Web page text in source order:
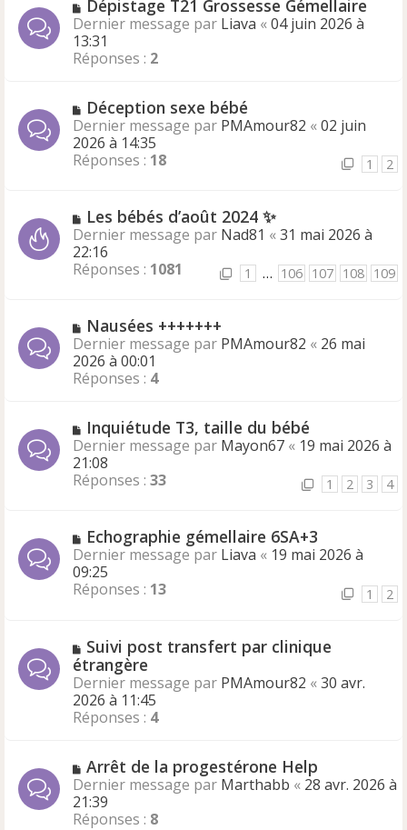
Dépistage T21 Grossesse Gémellaire
Dernier message par Liava «04 juin 2026 à
13:31
Réponses : 2
Déception sexe bébé
Dernier message par PMAmour82 «02 juin
2026 à 14:35
Réponses : 18 1 2
Les bébés d’août 2024 ✨
Dernier message par Nad81 «31 mai 2026 à
22:16
Réponses : 1081 1 … 106 107 108 109
Nausées +++++++
Dernier message par PMAmour82 « 26 mai
2026 à 00:01
Réponses : 4
Inquiétude T3, taille du bébé
Dernier message par Mayon67 « 19 mai 2026 à
21:08
Réponses : 33 1 2 3 4
Echographie gémellaire 6SA+3
Dernier message par Liava « 19 mai 2026 à
09:25
Réponses : 13 1 2
Suivi post transfert par clinique
étrangère
Dernier message par PMAmour82 «30 avr.
2026 à 11:45
Réponses : 4
Arrêt de la progestérone Help
Dernier message par Marthabb « 28 avr. 2026 à
21:39
Réponses : 8